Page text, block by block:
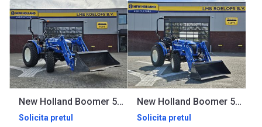
New Holland Boomer 50 hydrostaat
Solicita pretul
New Holland Boomer 55 HST met voorlader
Solicita pretul